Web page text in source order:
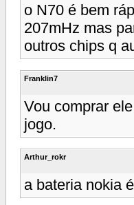
o N70 é bem
207mHz mas
outros chips q
Franklin7
Vou comprar
jogo.
Arthur_rokr
a bateria nokia